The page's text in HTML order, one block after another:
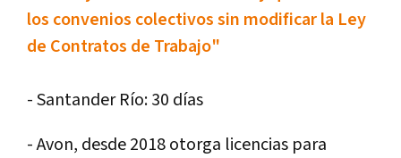
los convenios colectivos sin modificar la Ley
de Contratos de Trabajo"
- Santander Río: 30 días
- Avon, desde 2018 otorga licencias para